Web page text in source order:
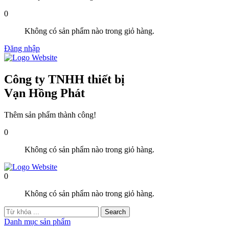
0
Không có sản phẩm nào trong giỏ hàng.
Đăng nhập
Công ty TNHH thiết bị
Vạn Hồng Phát
Thêm sản phẩm thành công!
0
Không có sản phẩm nào trong giỏ hàng.
0
Không có sản phẩm nào trong giỏ hàng.
Danh mục sản phẩm